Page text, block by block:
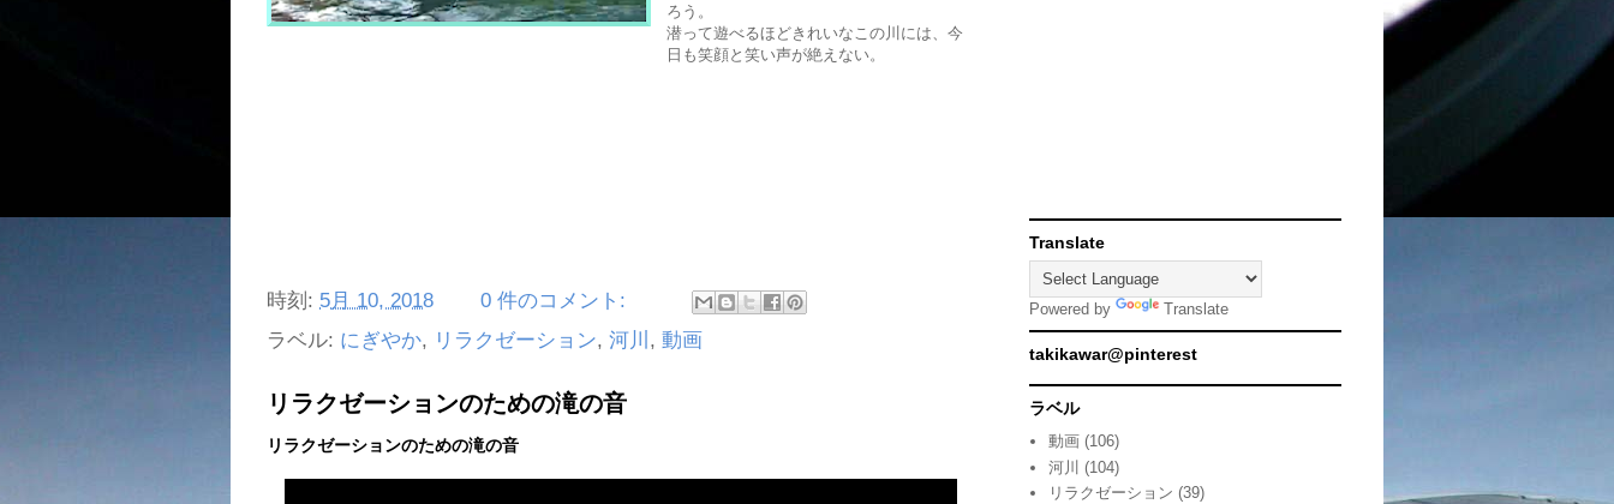
ろう。
潜って遊べるほどきれいなこの川には、今
日も笑顔と笑い声が絶えない。
時刻: 5月 10, 2018
0 件のコメント:
ラベル: にぎやか, リラクゼーション, 河川 , 動画
リラクゼーションのための滝の音
リラクゼーションのための滝の音
Translate
Powered by Translate
takikawar@pinterest
ラベル
動画 (106)
河川
(104)
リラクゼーション (39)